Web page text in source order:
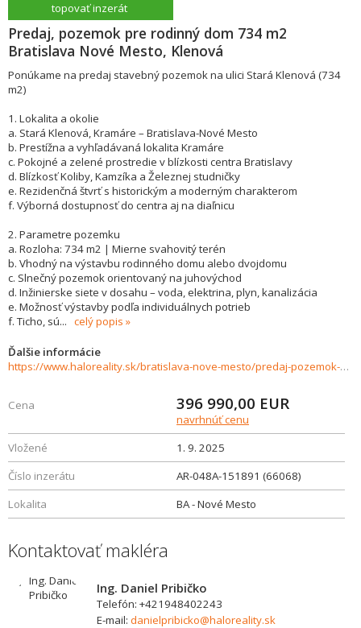
topovať inzerát
Predaj, pozemok pre rodinný dom 734 m2
Bratislava Nové Mesto, Klenová
Ponúkame na predaj stavebný pozemok na ulici Stará Klenová (734
m2)
1. Lokalita a okolie
a. Stará Klenová, Kramáre – Bratislava-Nové Mesto
b. Prestížna a vyhľadávaná lokalita Kramáre
c. Pokojné a zelené prostredie v blízkosti centra Bratislavy
d. Blízkosť Koliby, Kamzíka a Železnej studničky
e. Rezidenčná štvrť s historickým a moderným charakterom
f. Výborná dostupnosť do centra aj na diaľnicu
2. Parametre pozemku
a. Rozloha: 734 m2 | Mierne svahovitý terén
b. Vhodný na výstavbu rodinného domu alebo dvojdomu
c. Slnečný pozemok orientovaný na juhovýchod
d. Inžinierske siete v dosahu – voda, elektrina, plyn, kanalizácia
e. Možnosť výstavby podľa individuálnych potrieb
f. Ticho, sú... celý popis
Ďalšie informácie
https://www.haloreality.sk/bratislava-nove-mesto/predaj-pozemok-pre-rodinny-dom---734-m2-bratislava-nove-mesto-klenova/66068
Cena 396 990,00 EUR
navrhnúť cenu
Vložené
1. 9. 2025
Číslo inzerátu
AR-048A-151891 (66068)
Lokalita
BA - Nové Mesto
Kontaktovať makléra
Ing. Daniel Pribičko
Telefón: +421948402243
E-mail: danielpribicko@haloreality.sk